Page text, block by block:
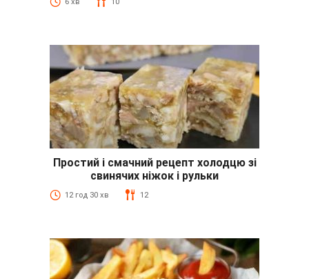
6 хв 10
Простий і смачний рецепт холодцю зі
свинячих ніжок і рульки
12 год 30 хв 12